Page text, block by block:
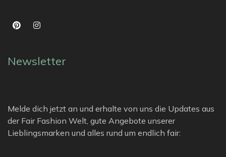
Newsletter
Melde dich jetzt an und erhalte von uns die Updates aus
der Fair Fashion Welt, gute Angebote unserer
Lieblingsmarken und alles rund um endlich fair: